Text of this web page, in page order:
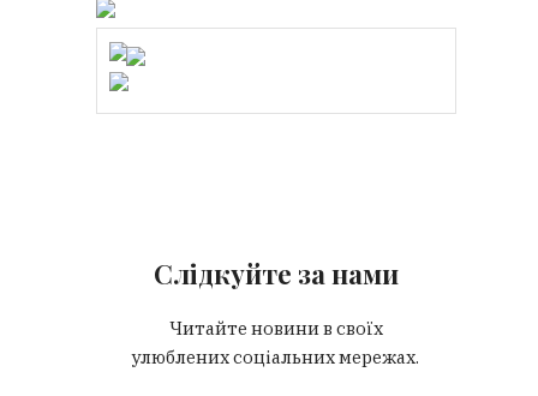
Слідкуйте за нами
Читайте новини в своїх
улюблених соціальних мережах.